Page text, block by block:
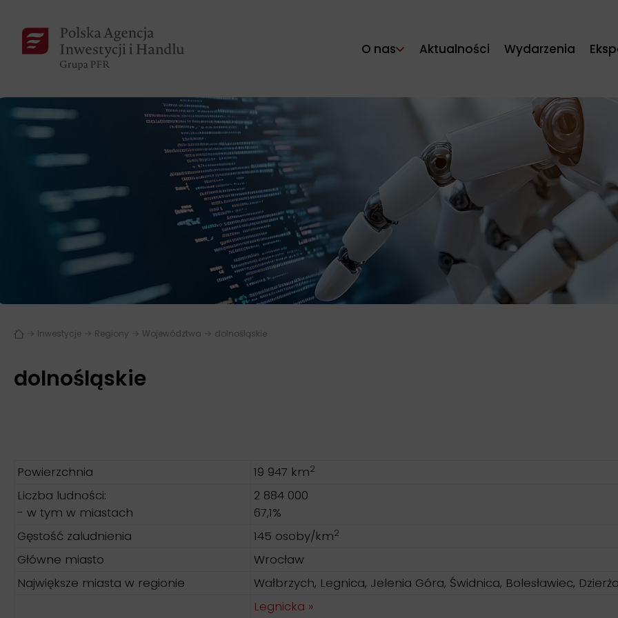
O nas Aktualności Wydarzenia
Inwestycje Regiony Województwa dolnośląskie
dolnośląskie
Powierzchnia 19 947 km2
Liczba ludności:
- w tym w miastach
2 884 000
67,1%
Gęstość zaludnienia
145 osoby/km2
Główne miasto
Wrocław
Największe miasta w regionie
Wałbrzych, Legnica, Jelenia Góra, Świdnica, Bolesławiec,
Legnicka »